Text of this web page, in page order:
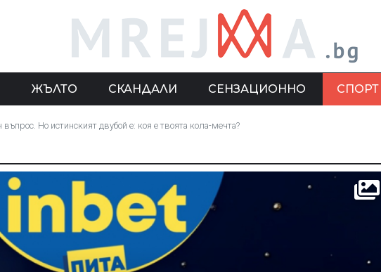
ЖЪЛТО СКАНДАЛИ СЕНЗАЦИОННО СПОРТ
Но истинският двубой е: коя е твоята кола-мечта?